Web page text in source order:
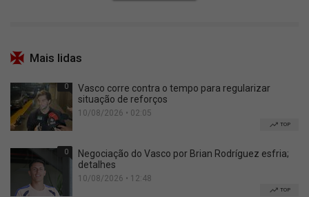
Mais lidas
0
Vasco corre contra o tempo para regularizar
situação de reforços
10/08/2026 • 02:05
TOP
0
Negociação do Vasco por Brian Rodríguez esfria;
detalhes
10/08/2026 • 12:48
TOP